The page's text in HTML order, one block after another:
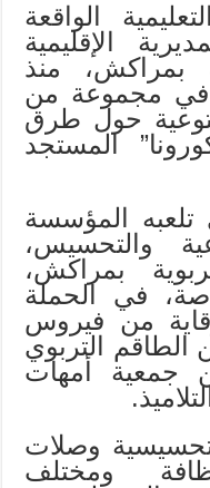
الواقعة
الإقليمية
بمراكش، منذ
في مجموعة من
حول طرق
المستجد
تلعبه المؤسسة
والتحسيس،
بمراكش،
في الحملة
من فيروس
الطاقم التربوي
جمعية أمهات
وصلات
ومختلف